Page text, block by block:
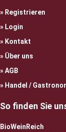
Registrieren
Login
Kontakt
Über uns
AGB
Handel /
So finden Sie
BioWeinReich